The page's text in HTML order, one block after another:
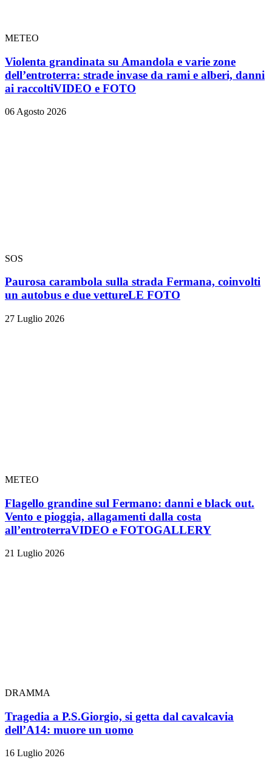
METEO
Violenta grandinata su Amandola e varie zone
dell’entroterra: strade invase da rami e alberi, danni
ai raccoltiVIDEO e FOTO
06 Agosto 2026
SOS
Paurosa carambola sulla strada Fermana, coinvolti
un autobus e due vettureLE FOTO
27 Luglio 2026
METEO
Flagello grandine sul Fermano: danni e black out.
Vento e pioggia, allagamenti dalla costa
all’entroterraVIDEO e FOTOGALLERY
21 Luglio 2026
DRAMMA
Tragedia a P.S.Giorgio, si getta dal cavalcavia
dell’A14: muore un uomo
16 Luglio 2026